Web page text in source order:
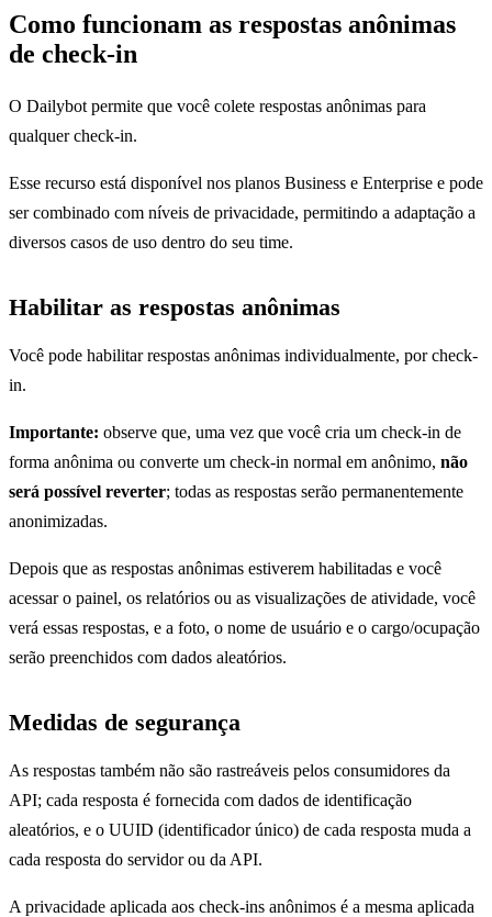
Como funcionam as respostas anônimas
de check-in
O Dailybot permite que você colete respostas anônimas para
qualquer check-in.
Esse recurso está disponível nos planos Business e Enterprise e pode
ser combinado com níveis de privacidade, permitindo a adaptação a
diversos casos de uso dentro do seu time.
Habilitar as respostas anônimas
Você pode habilitar respostas anônimas individualmente, por check-
in.
Importante: observe que, uma vez que você cria um check-in de
forma anônima ou converte um check-in normal em anônimo, não
será possível reverter; todas as respostas serão permanentemente
anonimizadas.
Depois que as respostas anônimas estiverem habilitadas e você
acessar o painel, os relatórios ou as visualizações de atividade, você
verá essas respostas, e a foto, o nome de usuário e o cargo/ocupação
serão preenchidos com dados aleatórios.
Medidas de segurança
As respostas também não são rastreáveis pelos consumidores da
API; cada resposta é fornecida com dados de identificação
aleatórios, e o UUID (identificador único) de cada resposta muda a
cada resposta do servidor ou da API.
A privacidade aplicada aos check-ins anônimos é a mesma aplicada